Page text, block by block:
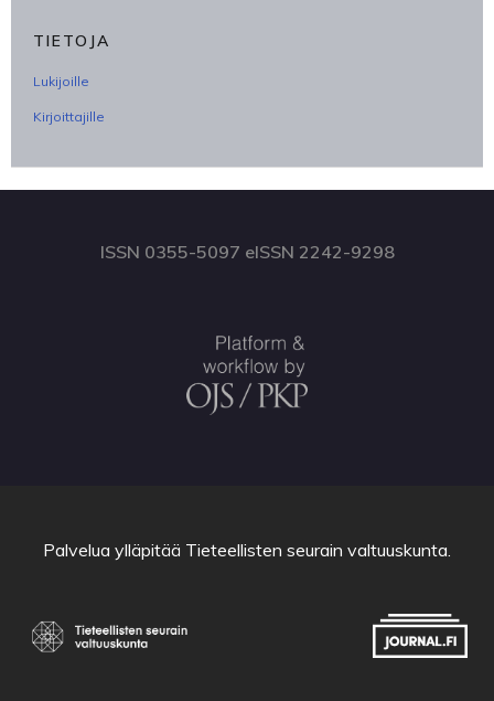
TIETOJA
Lukijoille
Kirjoittajille
ISSN 0355-5097 eISSN 2242-9298
Palvelua ylläpitää Tieteellisten seurain valtuuskunta